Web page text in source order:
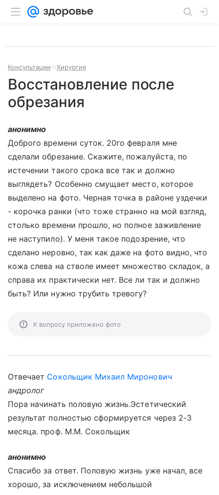
Консультации Хирургия
Восстановление после
обрезания
анонимно
Доброго времени суток. 20го февраля мне
сделали обрезание. Скажите, пожалуйста, по
истечении такого срока все так и должно
выглядеть? Особенно смущает место, которое
выделено на фото. Черная точка в районе уздечки
- корочка ранки (что тоже странно на мой взгляд,
столько времени прошло, но полное заживление
не наступило). У меня такое подозрение, что
сделано неровно, так как даже на фото видно, что
кожа слева на стволе имеет множество складок, а
справа их практически нет. Все ли так и должно
быть? Или нужно трубить тревогу?
К вопросу приложено фото
Отвечает Сокольщик Михаил Миронович
андролог
Пора начинать половую жизнь.Эстетический
результат полностью сформируется через 2-3
месяца. проф. М.М. Сокольщик
анонимно
Спасибо за ответ. Половую жизнь уже начал, все
хорошо, за исключением небольшой